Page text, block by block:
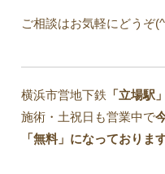
ご相談はお気軽にどうぞ
横浜市営地下鉄 「立場駅」
施術・土祝日も営業中で
「無料」になっておりま